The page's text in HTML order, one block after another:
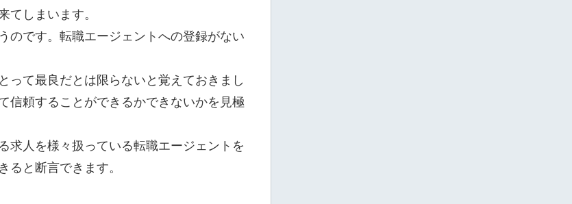
てしまいます。
のです。転職エージェントへの登録がない
って最良だとは限らないと覚えておきまし
信頼することができるかできないかを見極
求人を様々扱っている転職エージェントを
ると断言できます。